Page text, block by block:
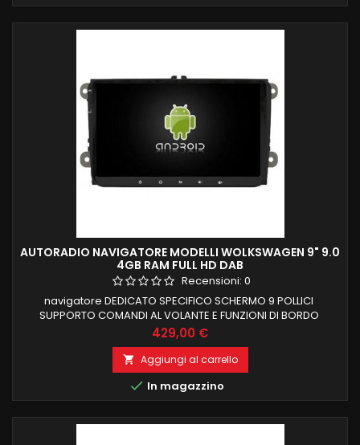
AUTORADIO NAVIGATORE MODELLI WOLKSWAGEN 9" 9.0
4GB RAM FULL HD DAB
Recensioni: 0
navigatore DEDICATO SPECIFICO SCHERMO 9 POLLICI
SUPPORTO COMANDI AL VOLANTE E FUNZIONI DI BORDO
LOGO VOLKSWAGEN MODELLI VOLKSWAGEN 4 GB RAM 32 GB
ROM ANDROID 9.0 PROCESSORE OCTACORE FUNZIONE
MIRRORLINK COMPATIBILE MODULO DAB+WIFI
INTEGRATO BLUETOOTH INTEGRATO ingresso camera e aux
Prezzo
429,00 €
 Aggiungi al carrello
 In magazzino